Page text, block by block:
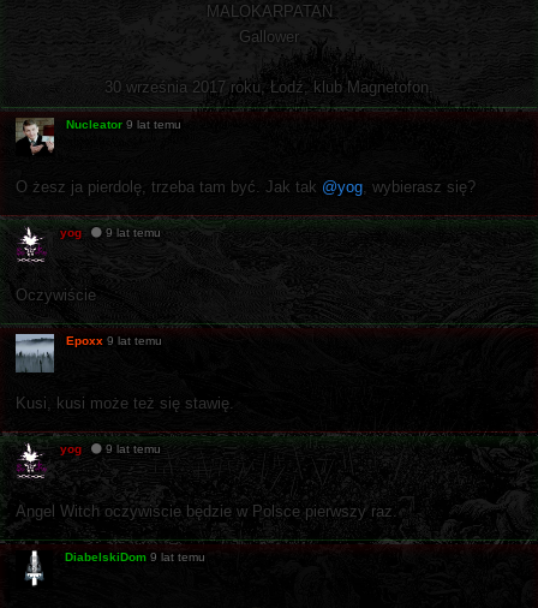
MALOKARPATAN
Gallower
30 września 2017 roku, Łodź, klub Magnetofon.
Nucleator 9 lat temu
O żesz ja pierdolę, trzeba tam być. Jak tak @yog , wybierasz się?
yog 9 lat temu
Oczywiście
Epoxx 9 lat temu
Kusi, kusi może też się stawię.
yog 9 lat temu
Angel Witch oczywiście będzie w Polsce pierwszy raz.
DiabelskiDom 9 lat temu